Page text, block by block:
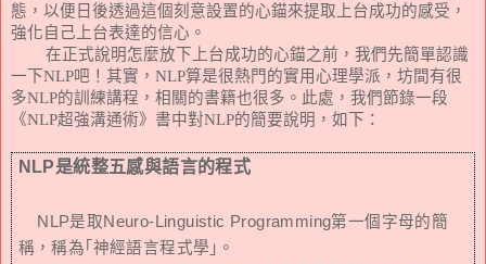
態，以便日後透過這個刻意設置的心錨來提取上台成功的感受，
強化自己上台表達的信心。
在正式說明怎麼放下上台成功的心錨之前，我們先簡單認識
一下NLP吧！其實， NLP算是很熱門的實用心理學派，坊間有很
多NLP的訓練講程，相關的書籍也很多。此處，我們節錄一段
《NLP超強溝通術》書中對NLP的簡要說明，如下：
NLP是統整五感與語言的程式
NLP是取Neuro-Linguistic Programming第一個字母的簡
稱，稱為｢神經語言程式學｣。